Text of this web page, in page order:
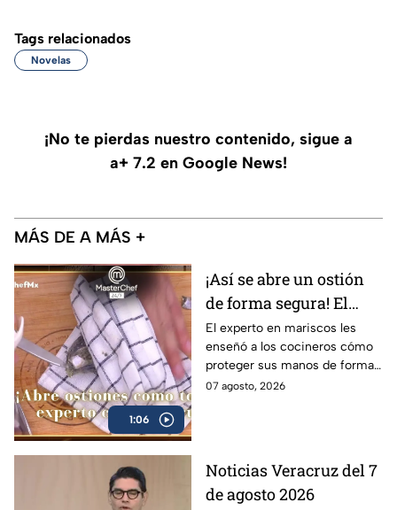
Tags relacionados
Novelas
¡No te pierdas nuestro contenido, sigue a
a+ 7.2 en Google News!
MÁS DE A MÁS +
1:06
¡Así se abre un ostión
de forma segura! El
truco del Chef Alberto
Collarte para no
cortarte en el intento
(VIDEO)
El experto en mariscos les
enseñó a los cocineros cómo
proteger sus manos de forma
efectiva al momento de
07 agosto, 2026
Noticias Veracruz del 7
de agosto 2026